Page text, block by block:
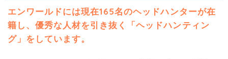
エンワールドには現在165名のヘッドハンターが在
籍し、優秀な人材を引き抜く「ヘッドハンティン
グ」をしています。